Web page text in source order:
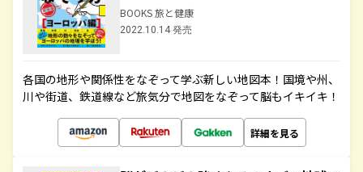
BOOKS 旅と健康
2022.10.14 発売
各国の地形や関係性をなぞって学ぶ新しい地図本！国境や州、
川や街道、鉄道線など旅気分で地図をなぞって脳もイキイキ！
詳細を見る